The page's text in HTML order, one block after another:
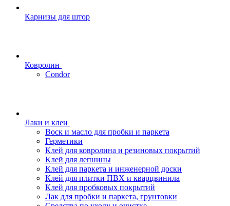
Карнизы для штор
Ковролин
Condor
Лаки и клеи
Воск и масло для пробки и паркета
Герметики
Клей для ковролина и резиновых покрытий
Клей для лепнины
Клей для паркета и инженерной доски
Клей для плитки ПВХ и кварцвинила
Клей для пробковых покрытий
Лак для пробки и паркета, грунтовки